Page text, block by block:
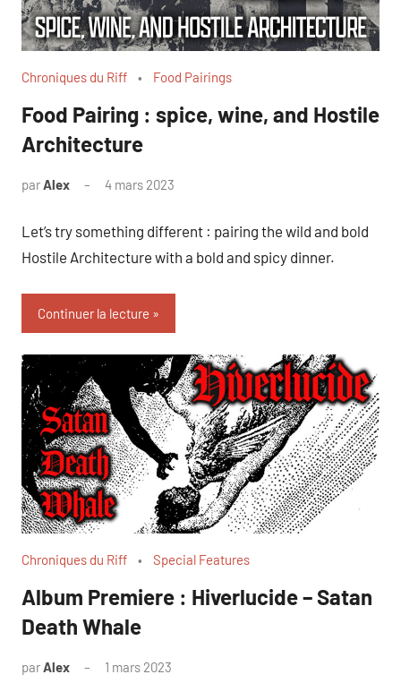
Chroniques du Riff Food Pairings
Food Pairing : spice, wine, and Hostile
Architecture
parAlex 4 mars 2023
Let’s try something different : pairing the wild and bold
Hostile Architecture with a bold and spicy dinner.
Continuer la lecture
Chroniques du Riff Special Features
Album Premiere : Hiverlucide – Satan
Death Whale
parAlex 1 mars 2023